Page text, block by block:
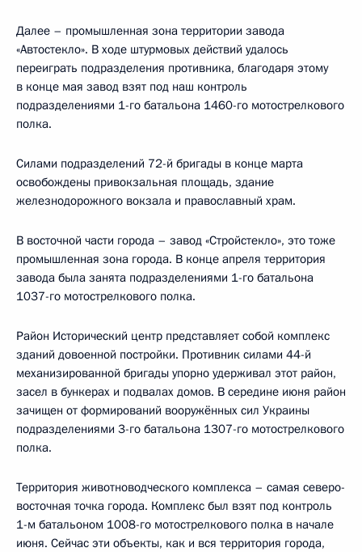
Далее – промышленная зона территории завода
«Автостекло». В ходе штурмовых действий удалось
переиграть подразделения противника, благодаря этому
в конце мая завод взят под наш контроль
подразделениями 1-го батальона 1460-го мотострелкового
полка.
Силами подразделений 72-й бригады в конце марта
освобождены привокзальная площадь, здание
железнодорожного вокзала и православный храм.
В восточной части города – завод «Стройстекло», это тоже
промышленная зона города. В конце апреля территория
завода была занята подразделениями 1-го батальона
1037-го мотострелкового полка.
Район Исторический центр представляет собой комплекс
зданий довоенной постройки. Противник силами 44-й
механизированной бригады упорно удерживал этот район,
засел в бункерах и подвалах домов. В середине июня район
зачищен от формирований вооружённых сил Украины
подразделениями 3-го батальона 1307-го мотострелкового
полка.
Территория животноводческого комплекса – самая северо-
восточная точка города. Комплекс был взят под контроль
1-м батальоном 1008-го мотострелкового полка в начале
июня. Сейчас эти объекты, как и вся территория города,